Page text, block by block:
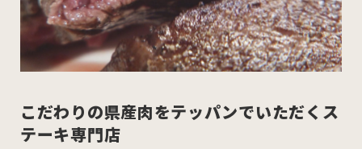
パスタ 寿司
こだわりの県産肉をテッパンでいただくス
テーキ専門店